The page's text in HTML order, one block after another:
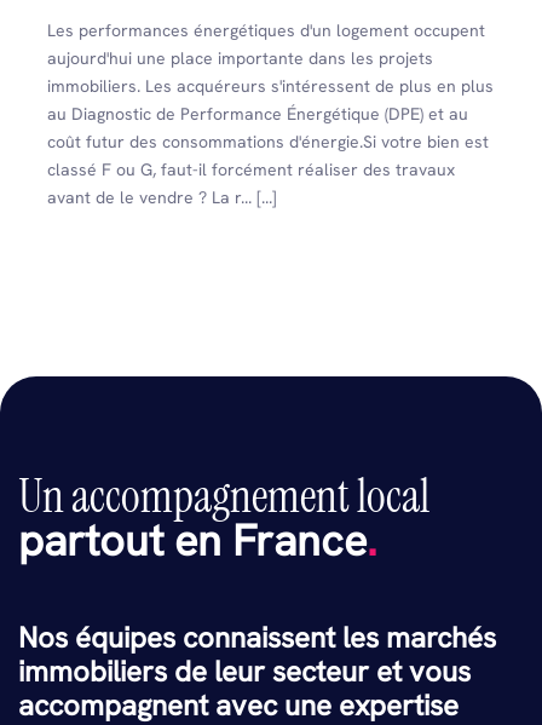
Les performances énergétiques d'un logement occupent
aujourd'hui une place importante dans les projets
immobiliers. Les acquéreurs s'intéressent de plus en plus
au Diagnostic de Performance Énergétique (DPE) et au
coût futur des consommations d'énergie.Si votre bien est
classé F ou G, faut-il forcément réaliser des travaux
avant de le vendre ? La r... [...]
Un accompagnement local
partout en France.
Nos équipes connaissent les marchés
immobiliers de leur secteur et vous
accompagnent avec une expertise